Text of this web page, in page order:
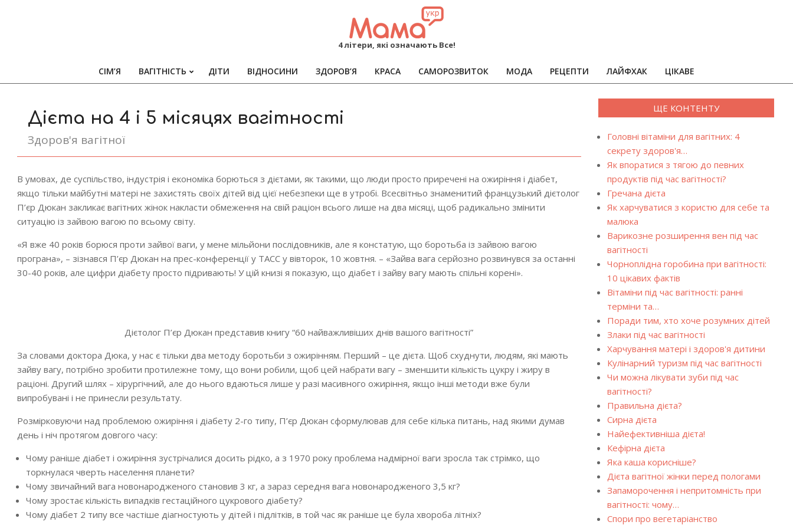
MAMA
4 літери, які означають Все!
Primary
СІМ’Я ВАГІТНІСТЬ ДІТИ ВІДНОСИНИ ЗДОРОВ’Я КРАСА САМОРОЗВИТОК МОДА РЕЦЕПТИ ЛАЙФХАК ЦІКАВЕ
Дієта на 4 і 5 місяцях вагітності
Здоров'я вагітної
В умовах, де суспільство, індустрія і економіка борються з дієтами, як такими, що люди просто приречені на ожиріння і діабет,
якщо тільки майбутні матері не захистять своїх дітей від цієї небезпеки ще в утробі. Всесвітньо знаменитий французький дієтолог
П’єр Дюкан закликає вагітних жінок накласти обмеження на свій раціон всього лише на два місяці, щоб радикально змінити
ситуацію із зайвою вагою по всьому світу.
«Я вже 40 років борюся проти зайвої ваги, у мене мільйони послідовників, але я констатую, що боротьба із зайвою вагою
програна», – зізнався П’єр Дюкан на прес-конференції у ТАСС у вівторок, 10 жовтня. – «Зайва вага серйозно розвинувся за останні
30-40 років, але цифри діабету просто підривають! У цій книзі я показую, що діабет і зайву вагу мають спільні корені».
Дієтолог П’єр Дюкан представив книгу “60 найважливіших днів вашого вагітності”
За словами доктора Дюка, у нас є тільки два методу боротьби з ожирінням. Перший – це дієта. Щоб схуднути, людям, які мають
зайву вагу, потрібно зробити протилежне тому, що вони робили, щоб цей набрати вагу – зменшити кількість цукру і жиру в
раціоні. Другий шлях – хірургічний, але до нього вдаються лише у разі масивного ожиріння, якщо інші методи вже були
випробувані і не принесли результату.
Розмірковуючи над проблемою ожиріння і діабету 2-го типу, П’єр Дюкан сформулював для себе кілька питань, над якими думав
день і ніч протягом довгого часу:
Чому раніше діабет і ожиріння зустрічалися досить рідко, а з 1970 року проблема надмірної ваги зросла так стрімко, що
торкнулася чверть населення планети?
Чому звичайний вага новонародженого становив 3 кг, а зараз середня вага новонародженого 3,5 кг?
Чому зростає кількість випадків гестаційного цукрового діабету?
Чому діабет 2 типу все частіше діагностують у дітей і підлітків, в той час як раніше це була хвороба літніх?
ЩЕ КОНТЕНТУ
Головні вітаміни для вагітних: 4
секрету здоров'я…
Як впоратися з тягою до певних
продуктів під час вагітності?
Гречана дієта
Як харчуватися з користю для себе та
малюка
Варикозне розширення вен під час
вагітності
Чорноплідна горобина при вагітності:
10 цікавих фактів
Вітаміни під час вагітності: ранні
терміни та…
Поради тим, хто хоче розумних дітей
Злаки під час вагітності
Харчування матері і здоров'я дитини
Кулінарний туризм під час вагітності
Чи можна лікувати зуби під час
вагітності?
Правильна дієта?
Сирна дієта
Найефективніша дієта!
Кефірна дієта
Яка каша корисніше?
Дієта вагітної жінки перед пологами
Запаморочення і непритомність при
вагітності: чому…
Спори про вегетаріанство